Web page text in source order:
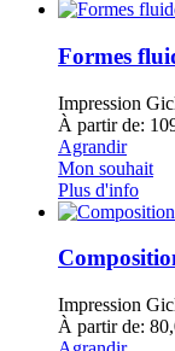
Formes
Impression
À partir de:
Agrandir
Mon souhait
Plus d'info
Impression
À partir de: